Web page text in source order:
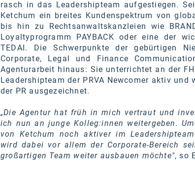
rasch in das Leadershipteam aufgestiegen.
Ketchum ein breites Kundenspektrum von
bis hin zu Rechtsanwaltskanzleien wie
Loyaltyprogramm PAYBACK oder eine der
TEDAI. Die Schwerpunkte der gebürtigen
Corporate, Legal und Finance
Agenturarbeit hinaus: Sie unterrichtet an der
Leadershipteam der PRVA Newcomer aktiv
der PR ausgezeichnet.
„Die Agentur hat früh in mich vertraut und
ich nun an junge Kolleg:innen weitergeben.
von Ketchum noch aktiver im
wird dabei vor allemder Corporate-Bereich
großartigen Team weiter ausbauen möchte", so